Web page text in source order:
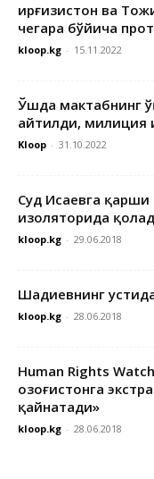
Қирғизистон ва
чегара бўйича
kloop.kg - 15.11.2022
Ўшда мактабнинг
айтилди,
Kloop - 31.10.2022
Суд Исаевга
изоляторида
kloop.kg - 29.06.2018
Шадиевнинг
kloop.kg - 28.06.2018
Human Rights
Қозоғистонга
қайнатади»
kloop.kg - 28.06.2018